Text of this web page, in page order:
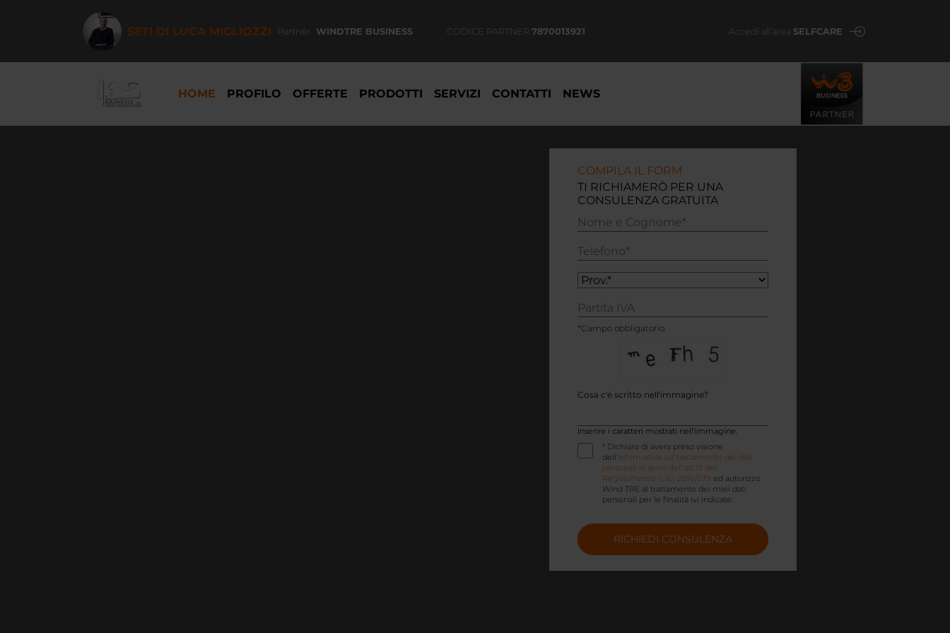
SETI DI LUCA MIGLIOZZI Partner WINDTRE BUSINESS CODICE PARTNER 7870013921 Accedi all'area SELFCARE
NAVIGAZIONE
PRINCIPALE
HOME PROFILO OFFERTE PRODOTTI SERVIZI CONTATTI NEWS
COMPILA IL FORM
TI RICHIAMERÒ PER UNA
CONSULENZA GRATUITA
Nome
e
Cognome*
Telefono*
Prov.*
Partita
IVA
*Campo obbligatorio
Cosa c'è scritto nell'immagine?
Inserire i caratteri mostrati nell'immagine.
* Dichiaro di avera preso visione
dell' informativa sul trattamento dei dati
personali ai sensi dell'art.13 del
Regolamento (UE) 2016/679 ed autorizzo
Wind TRE al trattamento dei miei dati
personali per le finalità ivi indicate.